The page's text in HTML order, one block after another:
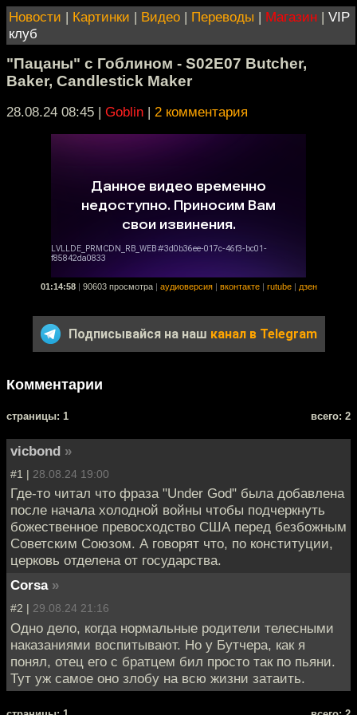
Новости | Картинки | Видео | Переводы | Магазин | VIP
клуб
"Пацаны" с Гоблином - S02E07 Butcher,
Baker, Candlestick Maker
28.08.24 08:45 | Goblin | 2 комментария
01:14:58 90603 просмотра аудиоверсия вконтакте rutube дзен
Подписывайся на наш канал в Telegram
Комментарии
cтраницы: 1 всего: 2
vicbond »
#1 | 28.08.24 19:00
Где-то читал что фраза "Under God" была добавлена
после начала холодной войны чтобы подчеркнуть
божественное превосходство США перед безбожным
Советским Союзом. А говорят что, по конституции,
церковь отделена от государства.
Corsa »
#2 | 29.08.24 21:16
Одно дело, когда нормальные родители телесными
наказаниями воспитывают. Но у Бутчера, как я
понял, отец его с братцем бил просто так по пьяни.
Тут уж самое оно злобу на всю жизни затаить.